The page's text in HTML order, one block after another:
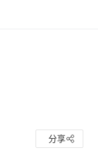
分享